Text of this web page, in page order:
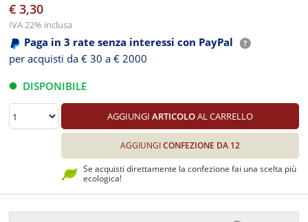
€ 3,30
IVA 22% inclusa
Paga in 3 rate senza interessi con PayPal
per acquisti da € 30 a € 2000
DISPONIBILE
AGGIUNGI ARTICOLOAL CARRELLO
AGGIUNGICONFEZIONE DA 12
Se acquisti direttamente la confezione fai una scelta più
ecologica!